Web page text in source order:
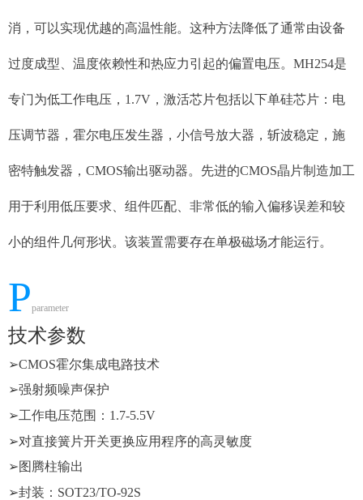
消，可以实现优越的高温性能。这种方法降低了通常由设备
过度成型、温度依赖性和热应力引起的偏置电压。MH254是
专门为低工作电压，1.7V，激活芯片包括以下单硅芯片：电
压调节器，霍尔电压发生器，小信号放大器，斩波稳定，施
密特触发器，CMOS输出驱动器。先进的CMOS晶片制造加工
用于利用低压要求、组件匹配、非常低的输入偏移误差和较
小的组件几何形状。该装置需要存在单极磁场才能运行。
Pparameter
技术参数
➢CMOS霍尔集成电路技术
➢强射频噪声保护
➢工作电压范围： 1.7-5.5V
➢对直接簧片开关更换应用程序的高灵敏度
➢图腾柱输出
➢封装： SOT23/TO-92S